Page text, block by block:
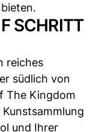
SCHRITT
reiches
südlich von
The Kingdom
und Ihrer